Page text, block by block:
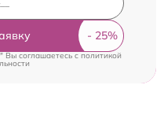
Вы соглашаетесь cполитикой